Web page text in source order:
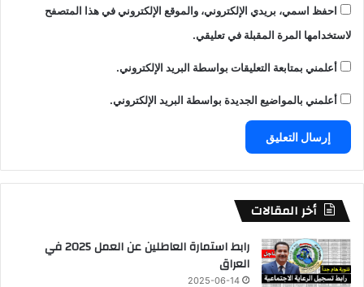
احفظ اسمي، بريدي الإلكتروني، والموقع الإلكتروني في هذا المتصفح
لاستخدامها المرة المقبلة في تعليقي.
أعلمني بمتابعة التعليقات بواسطة البريد الإلكتروني.
أعلمني بالمواضيع الجديدة بواسطة البريد الإلكتروني.
أخر المقالات
رابط استمارة العاطلين عن العمل 2025 في
العراق
2025-06-14